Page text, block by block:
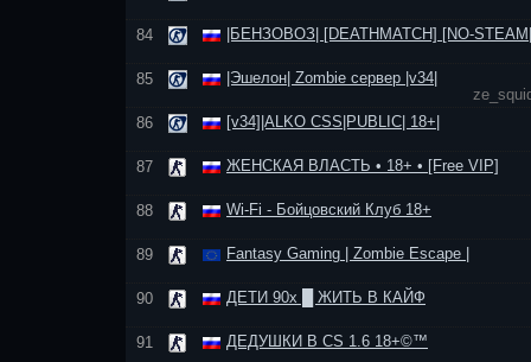
84 |БЕНЗОВОЗ| [DEATHMATCH] [NO-
85
|Эшелон| Zombie сервер |v34|
86
[v34]|ALKO CSS|PUBLIC| 18+|
87 ЖЕНСКАЯ ВЛАСТЬ • 18+ • [Free VIP]
88 Wi-Fi - Бойцовский Клуб 18+
89 Fantasy Gaming | Zombie Escape |
90 ДЕТИ 90х █ ЖИТЬ В КАЙФ
91 ДЕДУШКИ В CS 1.6 18+©™